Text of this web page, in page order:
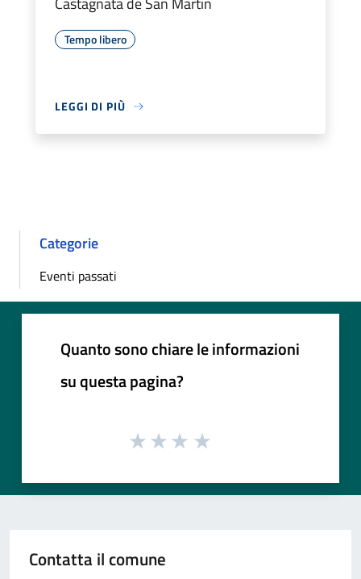
Tempo libero
LEGGI DI PIÙ
Categorie
Eventi passati
Quanto sono chiare le informazioni
su questa pagina?
Contatta il comune